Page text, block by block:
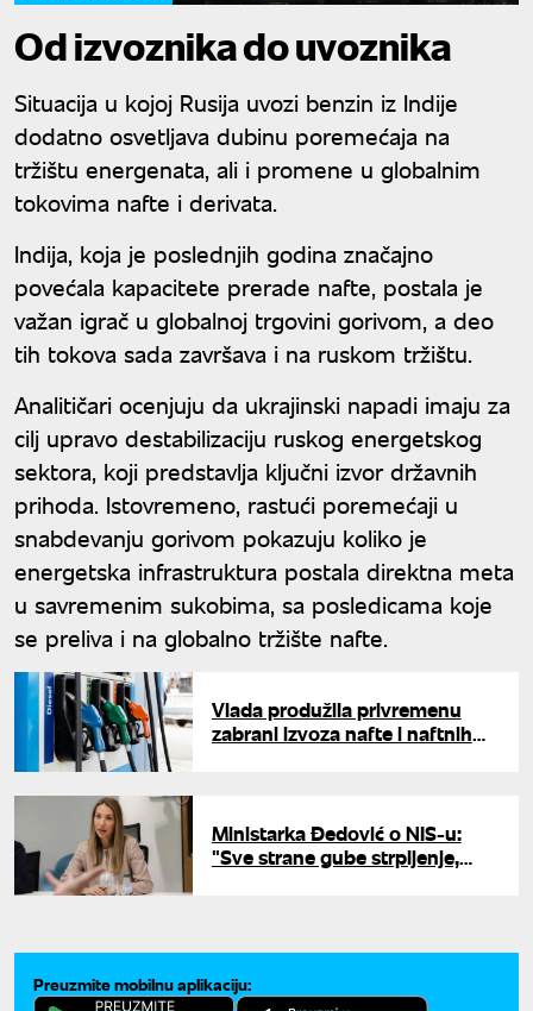
Od izvoznika do uvoznika
Situacija u kojoj Rusija uvozi benzin iz Indije
dodatno osvetljava dubinu poremećaja na
tržištu energenata, ali i promene u globalnim
tokovima nafte i derivata.
Indija, koja je poslednjih godina značajno
povećala kapacitete prerade nafte, postala je
važan igrač u globalnoj trgovini gorivom, a deo
tih tokova sada završava i na ruskom tržištu.
Analitičari ocenjuju da ukrajinski napadi imaju za
cilj upravo destabilizaciju ruskog energetskog
sektora, koji predstavlja ključni izvor državnih
prihoda. Istovremeno, rastući poremećaji u
snabdevanju gorivom pokazuju koliko je
energetska infrastruktura postala direktna meta
u savremenim sukobima, sa posledicama koje
se preliva i na globalno tržište nafte.
Vlada produžila privremenu
zabrani izvoza nafte i naftnih
Ministarka Đedović o NIS-u:
"Sve strane gube strpljenje,
Preuzmite mobilnu aplikaciju: